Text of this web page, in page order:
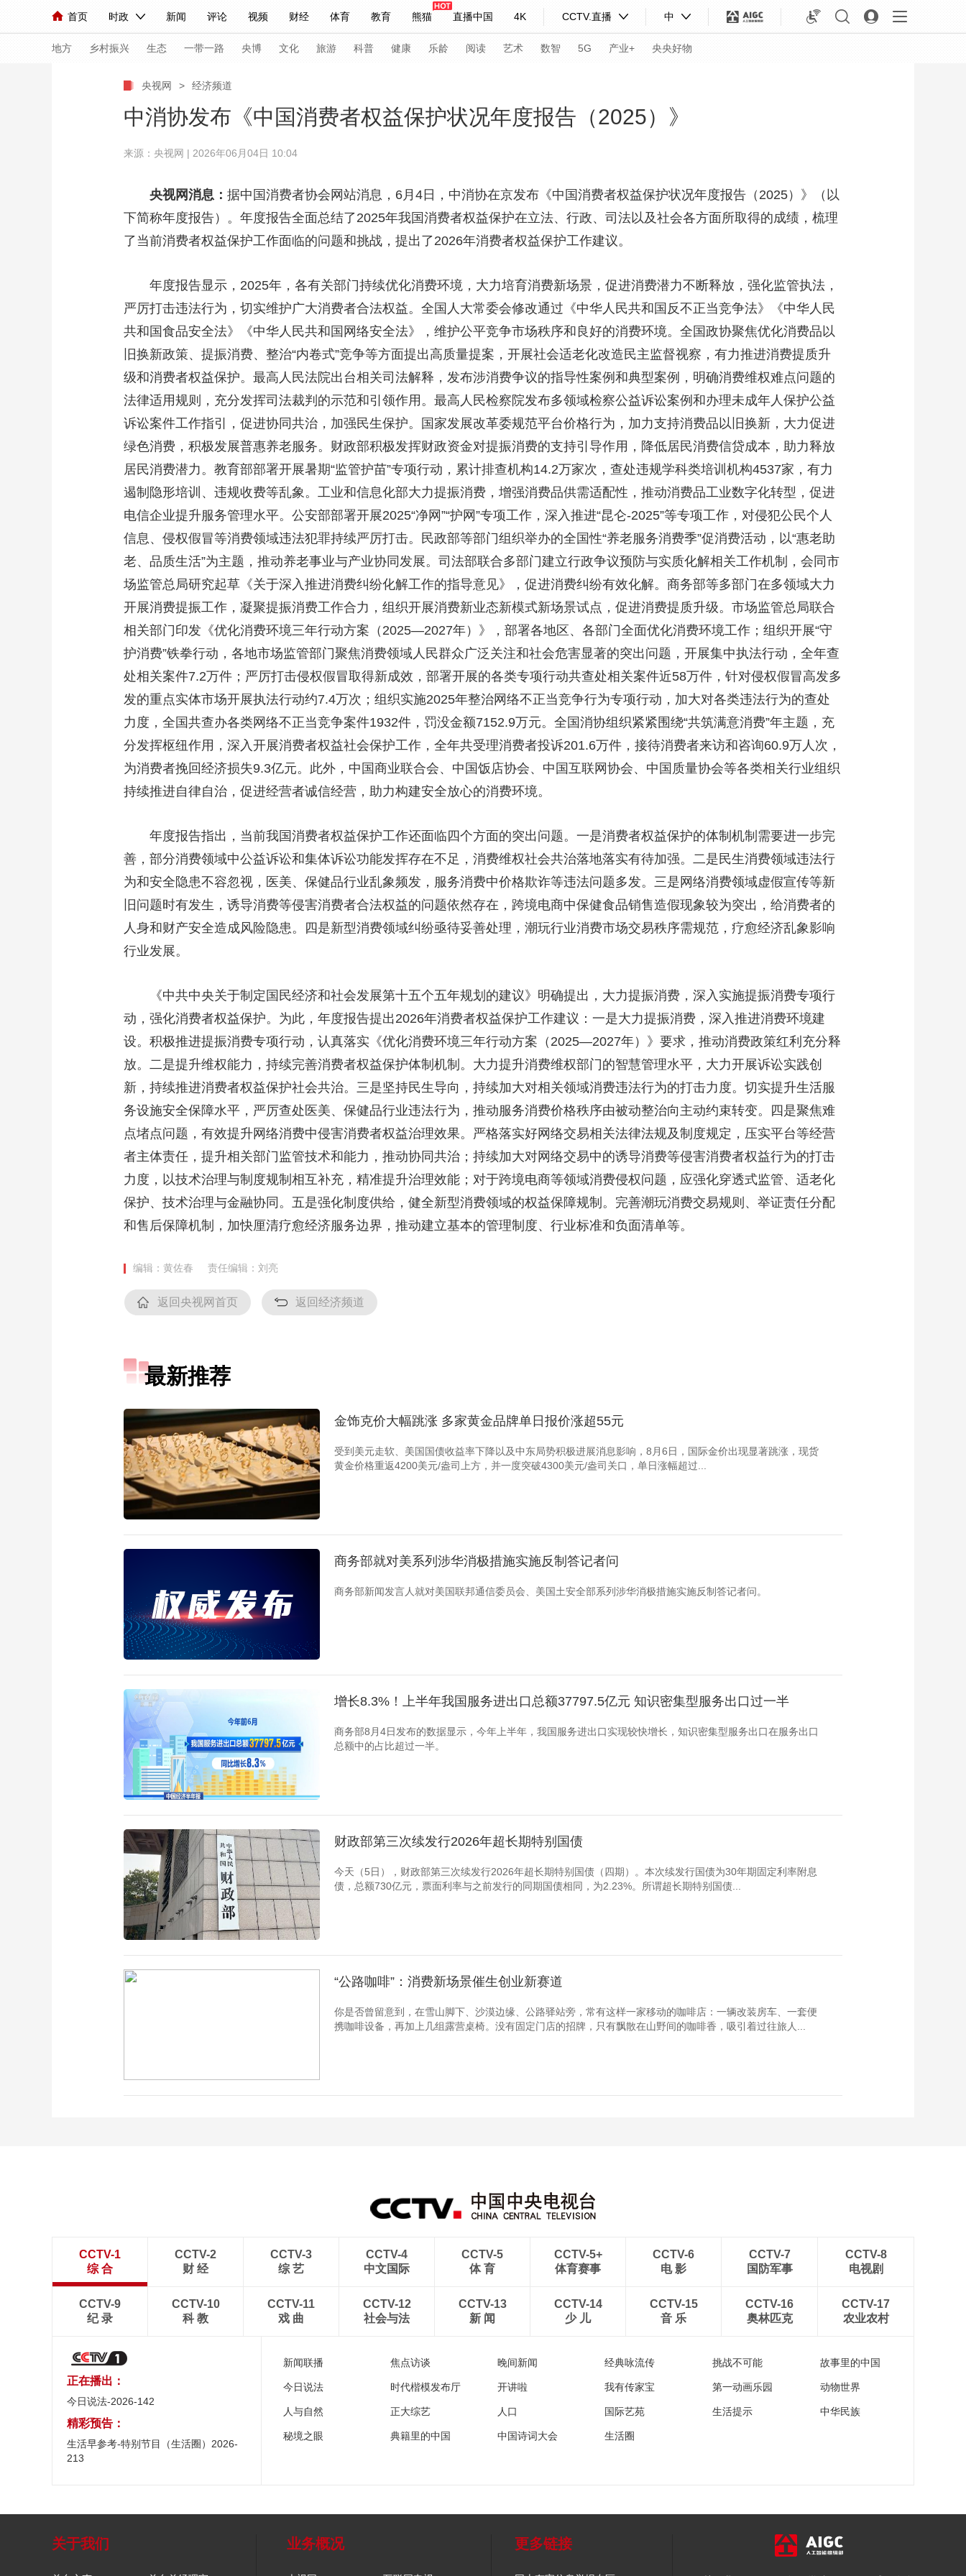
首页 时政 新闻 评论 视频 财经 体育 教育 熊猫 直播中国 4K CCTV.直播 中
人民领袖习近平 联播+ 中国领导人 央视快评 习式妙语 热解读 天天学习
直播 栏目大全 节目单 听音 微视频 主持人 下载央视影音
海外频道 iPanda English Монгол
地方 乡村振兴 生态 一带一路 央博 文化 旅游 科普 健康 乐龄 阅读 艺术 数智 5G 产业+ 央央好物
联播+ 热解读 天天学习 习式妙语 央视快评 央视网评 光华锐评 锋面
小央视频 小央直播 直播中国 熊猫频道 VR/AR 4K专区 全景新闻
前线 比划 快看 蓝海中国 新兵请入列 人生第一次 人生第二次
竞猜 2026年世界杯 2026年冬奥会 CBA NBA 中超 国足 国际足球 网球 综合体育 亚冬会
CCTV奥林匹克频道 生活体育大会 体育江湖 文化体育 冰雪道路 足球道路
大国展会 大国保险 云顶对话 云起 超级工厂 智敬中国 全民健康 颜选攻略 海洋 时尚 天气 才艺 网展 央央好物
CCTV.节目官网 直播 节目单 栏目 片库 热播榜 总台企业白名单
央视网 > 经济频道
中消协发布《中国消费者权益保护状况年度报告（2025）》
来源：央视网 | 2026年06月04日 10:04
央视网消息： 据中国消费者协会网站消息，6月4日，中消协在京发布《中国消费者权益保护状况年度报告（2025）》（以
下简称年度报告）。年度报告全面总结了2025年我国消费者权益保护在立法、行政、司法以及社会各方面所取得的成绩，梳理
了当前消费者权益保护工作面临的问题和挑战，提出了2026年消费者权益保护工作建议。
年度报告显示，2025年，各有关部门持续优化消费环境，大力培育消费新场景，促进消费潜力不断释放，强化监管执法，
严厉打击违法行为，切实维护广大消费者合法权益。全国人大常委会修改通过《中华人民共和国反不正当竞争法》《中华人民
共和国食品安全法》《中华人民共和国网络安全法》，维护公平竞争市场秩序和良好的消费环境。全国政协聚焦优化消费品以
旧换新政策、提振消费、整治“内卷式”竞争等方面提出高质量提案，开展社会适老化改造民主监督视察，有力推进消费提质升
级和消费者权益保护。最高人民法院出台相关司法解释，发布涉消费争议的指导性案例和典型案例，明确消费维权难点问题的
法律适用规则，充分发挥司法裁判的示范和引领作用。最高人民检察院发布多领域检察公益诉讼案例和办理未成年人保护公益
诉讼案件工作指引，促进协同共治，加强民生保护。国家发展改革委规范平台价格行为，加力支持消费品以旧换新，大力促进
绿色消费，积极发展普惠养老服务。财政部积极发挥财政资金对提振消费的支持引导作用，降低居民消费信贷成本，助力释放
居民消费潜力。教育部部署开展暑期“监管护苗”专项行动，累计排查机构14.2万家次，查处违规学科类培训机构4537家，有力
遏制隐形培训、违规收费等乱象。工业和信息化部大力提振消费，增强消费品供需适配性，推动消费品工业数字化转型，促进
电信企业提升服务管理水平。公安部部署开展2025“净网”“护网”专项工作，深入推进“昆仑-2025”等专项工作，对侵犯公民个人
信息、侵权假冒等消费领域违法犯罪持续严厉打击。民政部等部门组织举办的全国性“养老服务消费季”促消费活动，以“惠老助
老、品质生活”为主题，推动养老事业与产业协同发展。司法部联合多部门建立行政争议预防与实质化解相关工作机制，会同市
场监管总局研究起草《关于深入推进消费纠纷化解工作的指导意见》，促进消费纠纷有效化解。商务部等多部门在多领域大力
开展消费提振工作，凝聚提振消费工作合力，组织开展消费新业态新模式新场景试点，促进消费提质升级。市场监管总局联合
相关部门印发《优化消费环境三年行动方案（2025—2027年）》，部署各地区、各部门全面优化消费环境工作；组织开展“守
护消费”铁拳行动，各地市场监管部门聚焦消费领域人民群众广泛关注和社会危害显著的突出问题，开展集中执法行动，全年查
处相关案件7.2万件；严厉打击侵权假冒取得新成效，部署开展的各类专项行动共查处相关案件近58万件，针对侵权假冒高发多
发的重点实体市场开展执法行动约7.4万次；组织实施2025年整治网络不正当竞争行为专项行动，加大对各类违法行为的查处
力度，全国共查办各类网络不正当竞争案件1932件，罚没金额7152.9万元。全国消协组织紧紧围绕“共筑满意消费”年主题，充
分发挥枢纽作用，深入开展消费者权益社会保护工作，全年共受理消费者投诉201.6万件，接待消费者来访和咨询60.9万人次，
为消费者挽回经济损失9.3亿元。此外，中国商业联合会、中国饭店协会、中国互联网协会、中国质量协会等各类相关行业组织
持续推进自律自治，促进经营者诚信经营，助力构建安全放心的消费环境。
年度报告指出，当前我国消费者权益保护工作还面临四个方面的突出问题。一是消费者权益保护的体制机制需要进一步完
善，部分消费领域中公益诉讼和集体诉讼功能发挥存在不足，消费维权社会共治落地落实有待加强。二是民生消费领域违法行
为和安全隐患不容忽视，医美、保健品行业乱象频发，服务消费中价格欺诈等违法问题多发。三是网络消费领域虚假宣传等新
旧问题时有发生，诱导消费等侵害消费者合法权益的问题依然存在，跨境电商中保健食品销售造假现象较为突出，给消费者的
人身和财产安全造成风险隐患。四是新型消费领域纠纷亟待妥善处理，潮玩行业消费市场交易秩序需规范，疗愈经济乱象影响
行业发展。
《中共中央关于制定国民经济和社会发展第十五个五年规划的建议》明确提出，大力提振消费，深入实施提振消费专项行
动，强化消费者权益保护。为此，年度报告提出2026年消费者权益保护工作建议：一是大力提振消费，深入推进消费环境建
设。积极推进提振消费专项行动，认真落实《优化消费环境三年行动方案（2025—2027年）》要求，推动消费政策红利充分释
放。二是提升维权能力，持续完善消费者权益保护体制机制。大力提升消费维权部门的智慧管理水平，大力开展诉讼实践创
新，持续推进消费者权益保护社会共治。三是坚持民生导向，持续加大对相关领域消费违法行为的打击力度。切实提升生活服
务设施安全保障水平，严厉查处医美、保健品行业违法行为，推动服务消费价格秩序由被动整治向主动约束转变。四是聚焦难
点堵点问题，有效提升网络消费中侵害消费者权益治理效果。严格落实好网络交易相关法律法规及制度规定，压实平台等经营
者主体责任，提升相关部门监管技术和能力，推动协同共治；持续加大对网络交易中的诱导消费等侵害消费者权益行为的打击
力度，以技术治理与制度规制相互补充，精准提升治理效能；对于跨境电商等领域消费侵权问题，应强化穿透式监管、适老化
保护、技术治理与金融协同。五是强化制度供给，健全新型消费领域的权益保障规制。完善潮玩消费交易规则、举证责任分配
和售后保障机制，加快厘清疗愈经济服务边界，推动建立基本的管理制度、行业标准和负面清单等。
编辑：黄佐春 责任编辑：刘亮
返回央视网首页 返回经济频道
最新推荐
金饰克价大幅跳涨 多家黄金品牌单日报价涨超55元
受到美元走软、美国国债收益率下降以及中东局势积极进展消息影响，8月6日，国际金价出现显著跳涨，现货
黄金价格重返‌4200美元/盎司‌上方，并一度突破‌4300美元/盎司‌关口，单日涨幅超过...
商务部就对美系列涉华消极措施实施反制答记者问
商务部新闻发言人就对美国联邦通信委员会、美国土安全部系列涉华消极措施实施反制答记者问。
增长8.3%！上半年我国服务进出口总额37797.5亿元 知识密集型服务出口过一半
商务部8月4日发布的数据显示，今年上半年，我国服务进出口实现较快增长，知识密集型服务出口在服务出口
总额中的占比超过一半。
财政部第三次续发行2026年超长期特别国债
今天（5日），财政部第三次续发行2026年超长期特别国债（四期）。本次续发行国债为30年期固定利率附息
债，总额730亿元，票面利率与之前发行的同期国债相同，为2.23%。所谓超长期特别国债...
“公路咖啡”：消费新场景催生创业新赛道
你是否曾留意到，在雪山脚下、沙漠边缘、公路驿站旁，常有这样一家移动的咖啡店：一辆改装房车、一套便
携咖啡设备，再加上几组露营桌椅。没有固定门店的招牌，只有飘散在山野间的咖啡香，吸引着过往旅人...
CCTV-1
综 合
CCTV-2
财 经
CCTV-3
综 艺
CCTV-4
中文国际
CCTV-5
体 育
CCTV-5+
体育赛事
CCTV-6
电 影
CCTV-7
国防军事
CCTV-8
电视剧
CCTV-9
纪 录
CCTV-10
科 教
CCTV-11
戏 曲
CCTV-12
社会与法
CCTV-13
新 闻
CCTV-14
少 儿
CCTV-15
音 乐
CCTV-16
奥林匹克
CCTV-17
农业农村
正在播出：
今日说法-2026-142
精彩预告：
生活早参考-特别节目（生活圈）2026-
213
新闻联播 焦点访谈 晚间新闻 经典咏流传 挑战不可能 故事里的中国
今日说法 时代楷模发布厅 开讲啦 我有传家宝 第一动画乐园 动物世界
人与自然 正大综艺 人口 国际艺苑 生活提示 中华民族
秘境之眼 典籍里的中国 中国诗词大会 生活圈
关于我们 业务概况 更多链接